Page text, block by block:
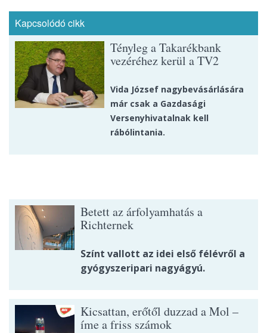
Kapcsolódó cikk
Tényleg a Takarékbank
vezéréhez kerül a TV2
Vida József nagybevásárlására
már csak a Gazdasági
Versenyhivatalnak kell
rábólintania.
Betett az árfolyamhatás a
Richternek
Színt vallott az idei első félévről a
gyógyszeripari nagyágyú.
Kicsattan, erőtől duzzad a Mol –
íme a friss számok